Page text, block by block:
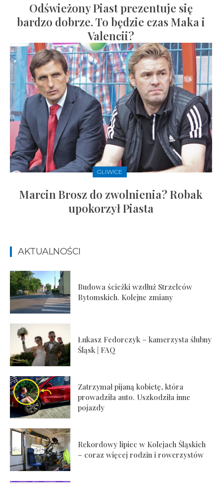
Odświeżony Piast prezentuje się
bardzo dobrze. To będzie czas Maka i
Valencii?
GLIWICE
Marcin Brosz do zwolnienia? Robak
upokorzył Piasta
AKTUALNOŚCI
Budowa ścieżki wzdłuż Strzelców
Bytomskich. Kolejne zmiany
Łukasz Fedorczyk – kamerzysta ślubny
Śląsk | FAQ
Zatrzymał pijaną kobietę, która
prowadziła auto. Uszkodziła inne
pojazdy
Rekordowy lipiec w Kolejach Śląskich
– coraz więcej rodzin i rowerzystów